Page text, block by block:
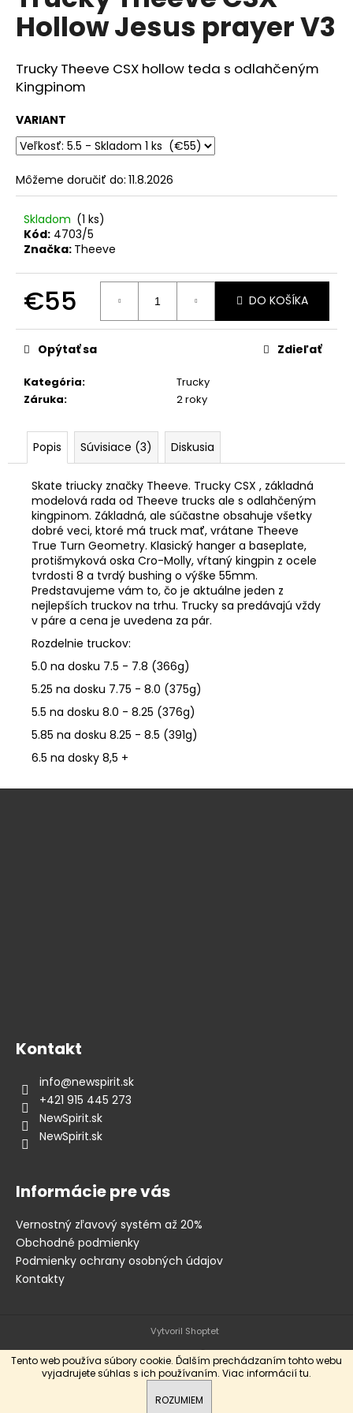
Tento web používa súbory cookie. Ďalším prechádzaním tohto webu
vyjadrujete súhlas s ich používaním. Viac informáciítu.
ROZUMIEM
0,0
hviezdičiek.
Hollow Jesus prayer V3
Trucky Theeve CSX hollow teda s odlahčeným
Kingpinom
VARIANT
Môžeme doručiť do: 11.8.2026
Skladom (1 ks)
Kód: 4703/5
Značka: Theeve
€55
cena:
DO KOŠÍKA
Kategória:
Trucky
Záruka: 2 roky
Opýtať sa Zdieľať
Popis Súvisiace (3) Diskusia
Skate triucky značky Theeve. Trucky CSX , základná
modelová rada od Theeve trucks ale s odlahčeným
kingpinom. Základná, ale súčastne obsahuje všetky
dobré veci, ktoré má truck mať, vrátane Theeve
True Turn Geometry. Klasický hanger a baseplate,
protišmyková oska Cro-Molly, vŕtaný kingpin z ocele
tvrdosti 8 a tvrdý bushing o výške 55mm.
Predstavujeme vám to, čo je aktuálne jeden z
nejlepších truckov na trhu. Trucky sa predávajú vždy
v páre a cena je uvedena za pár.
Rozdelnie truckov:
5.0 na dosku 7.5 - 7.8 (366g)
5.25 na dosku 7.75 - 8.0 (375g)
5.5 na dosku 8.0 - 8.25 (376g)
5.85 na dosku 8.25 - 8.5 (391g)
6.5 na dosky 8,5 +
á
j
s
ť
HĽADAŤ
O
d
o
č
a
m
e
SKATE
GRIP
JESSUP
€8,99
Kontakt
info@newspirit.sk
+421 915 445 273
NewSpirit.sk
NewSpirit.sk
Informácie pre vás
Vernostný zľavový systém až 20%
Obchodné podmienky
Podmienky ochrany osobných údajov
Kontakty
Vytvoril Shoptet
Copyright 2026 New Spirit Skateshop. Všetky práva vyhradené.